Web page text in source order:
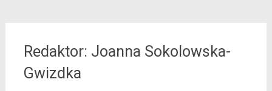
Redaktor: Joanna Sokolowska-
Gwizdka